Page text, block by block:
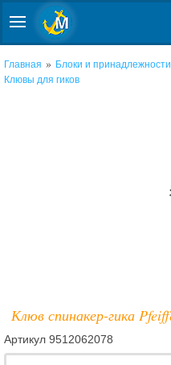
Главная » Блоки и
Клювы для гиков
Клюв спинакер-гика
Артикул 9512062078